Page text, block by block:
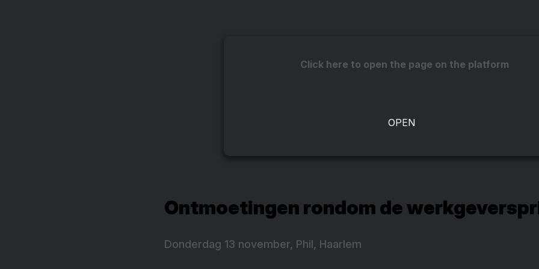
Click here to open the page on the platform
Ontmoetingen rondom de
Donderdag 13 november, Phil, Haarlem